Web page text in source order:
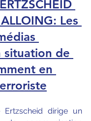
Les
situation de
en
Ertzscheid dirige un